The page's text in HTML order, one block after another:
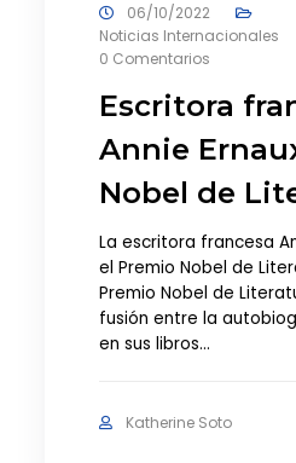
06/10/2022
Noticias Internacionales
0 Comentarios
Escritora
Annie
Nobel de
La escritora francesa
el Premio Nobel de
Premio Nobel de
fusión entre la
en sus libros…
Katherine Soto